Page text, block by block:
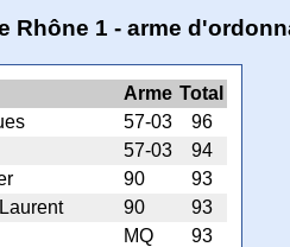
Rhône 1 - arme
Arme Total
57-03
96
57-03
94
90
93
90
93
MQ
93